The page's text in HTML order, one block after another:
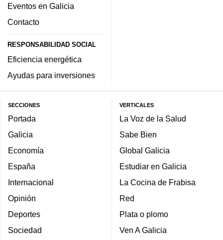
Eventos en Galicia
Contacto
RESPONSABILIDAD SOCIAL
Eficiencia energética
Ayudas para inversiones
SECCIONES
Portada
Galicia
Economía
España
Internacional
Opinión
Deportes
Sociedad
VERTICALES
La Voz de la Salud
Sabe Bien
Global Galicia
Estudiar en Galicia
La Cocina de Frabisa
Red
Plata o plomo
Ven A Galicia